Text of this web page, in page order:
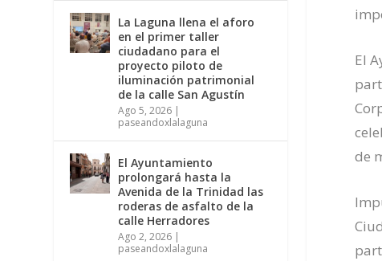
El
de
La Laguna llena el aforo
en el primer taller
ciudadano para el
proyecto piloto de
iluminación patrimonial
de la calle San Agustín
Ago 5, 2026 |
paseandoxlalaguna
El Ayuntamiento
prolongará hasta la
Avenida de la Trinidad las
roderas de asfalto de la
calle Herradores
Ago 2, 2026 |
paseandoxlalaguna